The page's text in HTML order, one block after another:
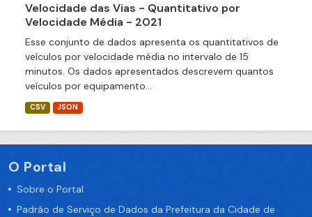
Velocidade das Vias - Quantitativo por
Velocidade Média - 2021
Esse conjunto de dados apresenta os quantitativos de
veículos por velocidade média no intervalo de 15
minutos. Os dados apresentados descrevem quantos
veículos por equipamento...
CSV JSON
O Portal
Sobre o Portal
Padrão de Serviço de Dados da Prefeitura da Cidade de